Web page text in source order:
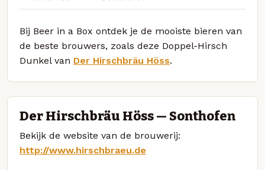
Bij Beer in a Box ontdek je de mooiste bieren van
de beste brouwers, zoals deze Doppel-Hirsch
Dunkel van Der Hirschbräu Höss.
Der Hirschbräu Höss — Sonthofen
Bekijk de website van de brouwerij:
http://www.hirschbraeu.de